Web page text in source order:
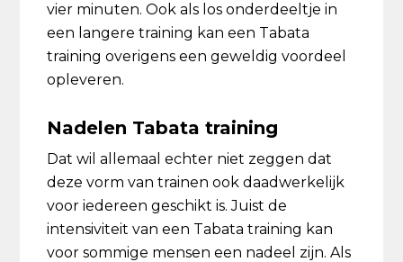
vier minuten. Ook als los onderdeeltje in
een langere training kan een Tabata
training overigens een geweldig voordeel
opleveren.
Nadelen Tabata training
Dat wil allemaal echter niet zeggen dat
deze vorm van trainen ook daadwerkelijk
voor iedereen geschikt is. Juist de
intensiviteit van een Tabata training kan
voor sommige mensen een nadeel zijn. Als